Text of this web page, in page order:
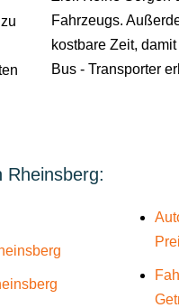
Fahrzeugs.
kostbare Zeit,
Bus - Transporter
Rheinsberg: